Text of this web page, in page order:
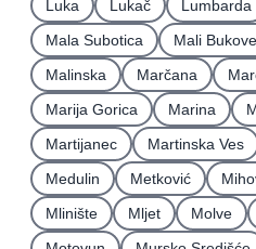
Luka Lukač Lumbarda
Mala Subotica
Mali
Malinska
Marčana
Marija Gorica
Marina
Martijanec
Martinska Ves
Medulin
Metković
Mlinište
Mljet Molve